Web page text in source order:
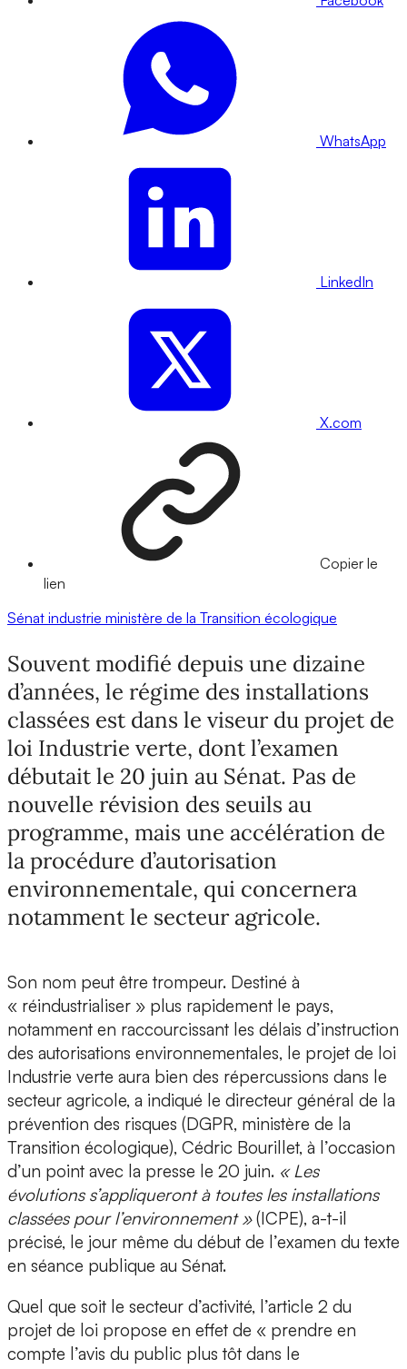
WhatsApp
LinkedIn
X.com
Copier le
lien
Sénat industrie ministère de la Transition écologique
Souvent modifié depuis une dizaine
d’années, le régime des installations
classées est dans le viseur du projet de
loi Industrie verte, dont l’examen
débutait le 20 juin au Sénat. Pas de
nouvelle révision des seuils au
programme, mais une accélération de
la procédure d’autorisation
environnementale, qui concernera
notamment le secteur agricole.
Son nom peut être trompeur. Destiné à
« réindustrialiser » plus rapidement le pays,
notamment en raccourcissant les délais d’instruction
des autorisations environnementales, le projet de loi
Industrie verte aura bien des répercussions dans le
secteur agricole, a indiqué le directeur général de la
prévention des risques (DGPR, ministère de la
Transition écologique), Cédric Bourillet, à l’occasion
d’un point avec la presse le 20 juin. « Les
évolutions s’appliqueront à toutes les installations
classées pour l’environnement »(ICPE), a-t-il
précisé, le jour même du début de l’examen du texte
en séance publique au Sénat.
Quel que soit le secteur d’activité, l’article 2 du
projet de loi propose en effet de « prendre en
compte l’avis du public plus tôt dans le